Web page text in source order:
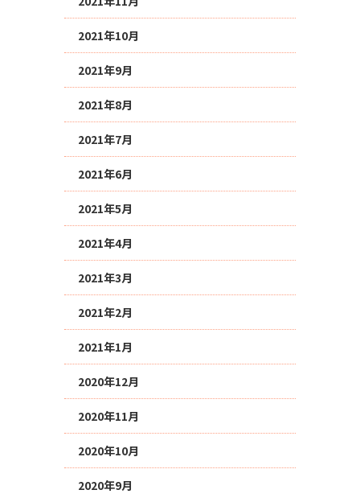
2021年10月
2021年9月
2021年8月
2021年7月
2021年6月
2021年5月
2021年4月
2021年3月
2021年2月
2021年1月
2020年12月
2020年11月
2020年10月
2020年9月